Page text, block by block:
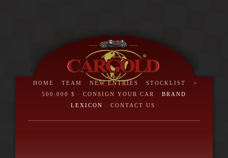
HOME TEAM NEW ENTRIES STOCKLIST
>
500.000 $
CONSIGN YOUR CAR
BRAND
LEXICON
CONTACT US